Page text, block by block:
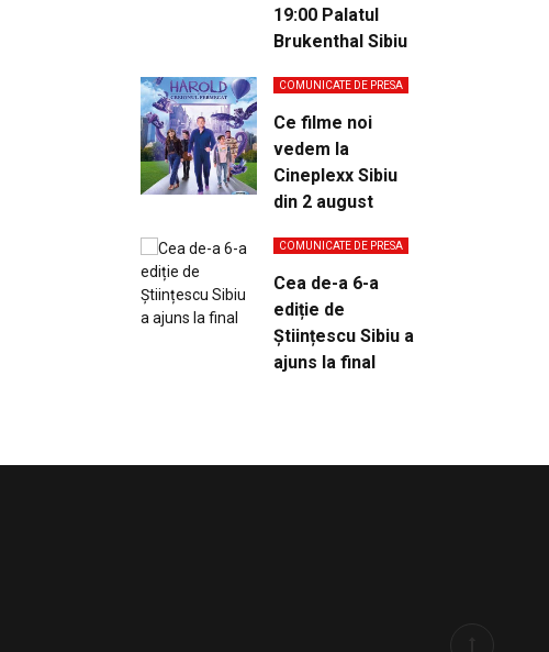
19:00 Palatul
Brukenthal Sibiu
COMUNICATE DE PRESA
Ce filme noi
vedem la
Cineplexx Sibiu
din 2 august
COMUNICATE DE PRESA
Cea de-a 6-a
ediție de
Științescu Sibiu a
ajuns la final